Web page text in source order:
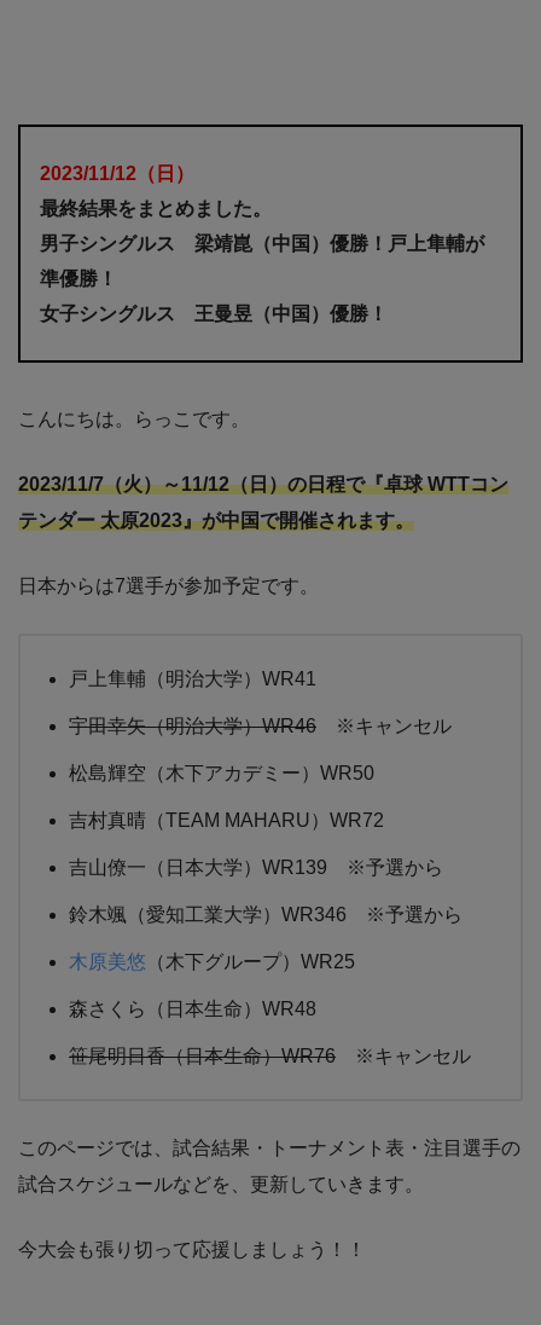
2023/11/12 （日 ）
最終結果をまとめました。
男子シングルス 梁靖崑（中国）優勝！戸上隼輔が
準優勝！
女子シングルス 王曼昱（中国）優勝！
こんにちは。らっこです。
2023/11/7（火）～11/12（日）の日程で『卓球 WTTコン
テンダー 太原2023』が中国で開催されます。
日本からは7選手が参加予定です。
戸上隼輔（明治大学）WR41
宇田幸矢（明治大学）WR46 ※キャンセル
松島輝空（木下アカデミー）WR50
吉村真晴（TEAM MAHARU）WR72
吉山僚一（日本大学）WR139 ※予選から
鈴木颯（愛知工業大学）WR346 ※予選から
木原美悠 （木下グループ）WR25
森さくら（日本生命）WR48
笹尾明日香（日本生命）WR76 ※キャンセル
このページでは、試合結果・トーナメント表・注目選手の
試合スケジュールなどを、更新していきます。
今大会も張り切って応援しましょう！！